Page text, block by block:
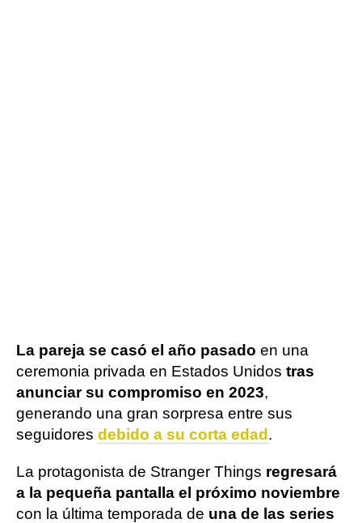
La pareja se casó el año pasado en una
ceremonia privada en Estados Unidos tras
anunciar su compromiso en 2023,
generando una gran sorpresa entre sus
seguidores debido a su corta edad.
La protagonista de Stranger Things regresará
a la pequeña pantalla el próximo noviembre
con la última temporada de una de las series